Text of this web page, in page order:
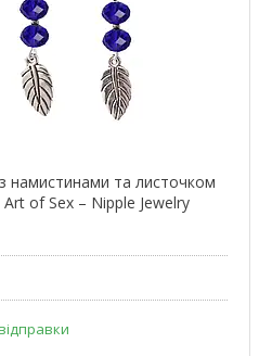
намистинами та листочком
Art of Sex – Nipple Jewelry